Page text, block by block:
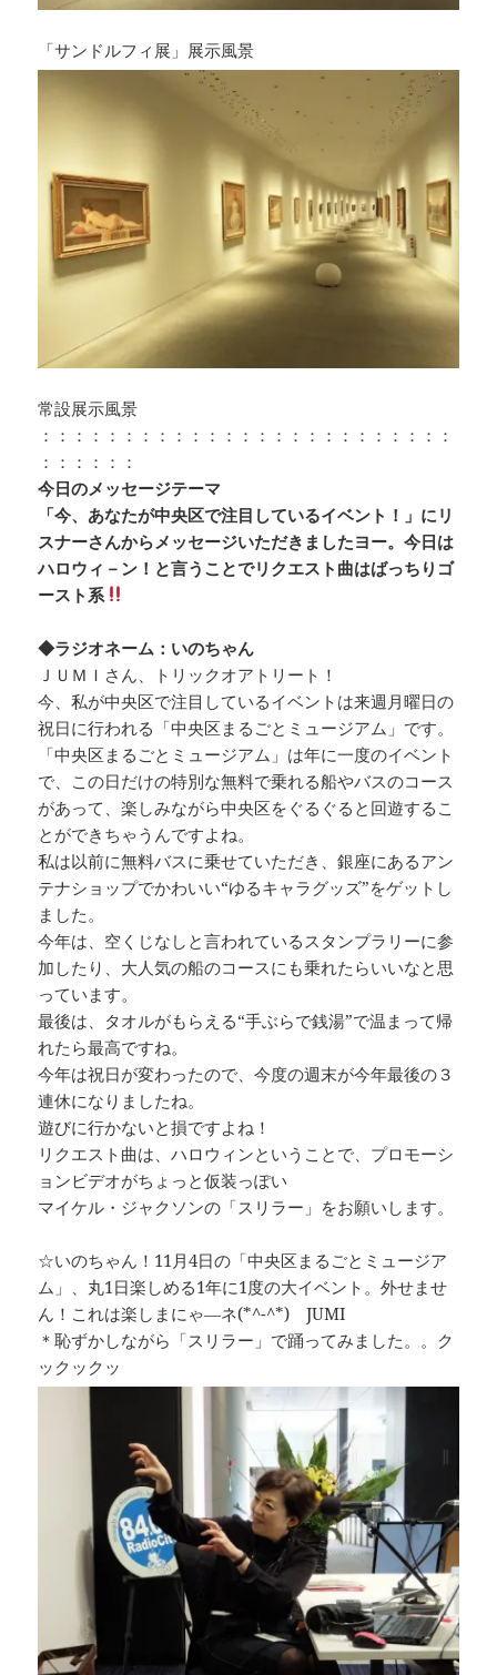
「サンドルフィ展」展示風景
常設展示風景
：：：：：：：：：：：：：：：：：：：：：：：：：
：：：：：：
今日のメッセージテーマ
「今、あなたが中央区で注目しているイベント！」にリ
スナーさんからメッセージいただきましたヨー。今日は
ハロウィ－ン！と言うことでリクエスト曲はばっちりゴ
ースト系
◆ラジオネーム：いのちゃん
ＪＵＭＩさん、トリックオアトリート！
今、私が中央区で注目しているイベントは来週月曜日の
祝日に行われる「中央区まるごとミュージアム」です。
「中央区まるごとミュージアム」は年に一度のイベント
で、この日だけの特別な無料で乗れる船やバスのコース
があって、楽しみながら中央区をぐるぐると回遊するこ
とができちゃうんですよね。
私は以前に無料バスに乗せていただき、銀座にあるアン
テナショップでかわいい“ゆるキャラグッズ”をゲットし
ました。
今年は、空くじなしと言われているスタンプラリーに参
加したり、大人気の船のコースにも乗れたらいいなと思
っています。
最後は、タオルがもらえる“手ぶらで銭湯”で温まって帰
れたら最高ですね。
今年は祝日が変わったので、今度の週末が今年最後の３
連休になりましたね。
遊びに行かないと損ですよね！
リクエスト曲は、ハロウィンということで、プロモーシ
ョンビデオがちょっと仮装っぽい
マイケル・ジャクソンの「スリラー」をお願いします。
☆いのちゃん！11月4日の「中央区まるごとミュージア
ム」、丸1日楽しめる1年に1度の大イベント。外せませ
ん！これは楽しまにゃ―ネ(*^-^*) JUMI
＊恥ずかしながら「スリラー」で踊ってみました。。ク
ックックッ